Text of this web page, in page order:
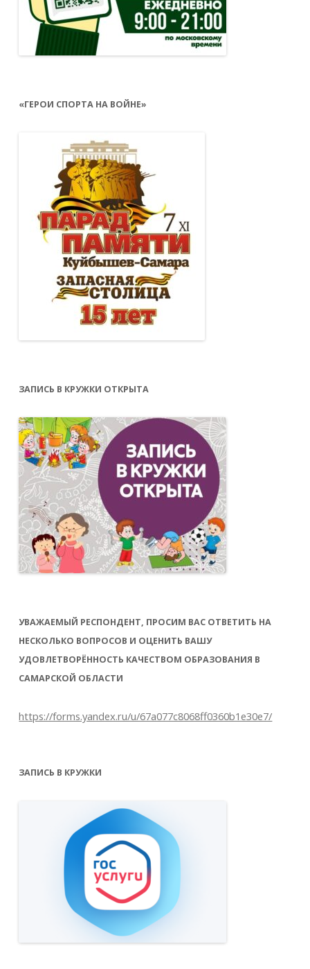
«ГЕРОИ СПОРТА НА ВОЙНЕ»
ЗАПИСЬ В КРУЖКИ ОТКРЫТА
УВАЖАЕМЫЙ РЕСПОНДЕНТ, ПРОСИМ ВАС ОТВЕТИТЬ НА
НЕСКОЛЬКО ВОПРОСОВ И ОЦЕНИТЬ ВАШУ
УДОВЛЕТВОРЁННОСТЬ КАЧЕСТВОМ ОБРАЗОВАНИЯ В
САМАРСКОЙ ОБЛАСТИ
https://forms.yandex.ru/u/67a077c8068ff0360b1e30e7/
ЗАПИСЬ В КРУЖКИ